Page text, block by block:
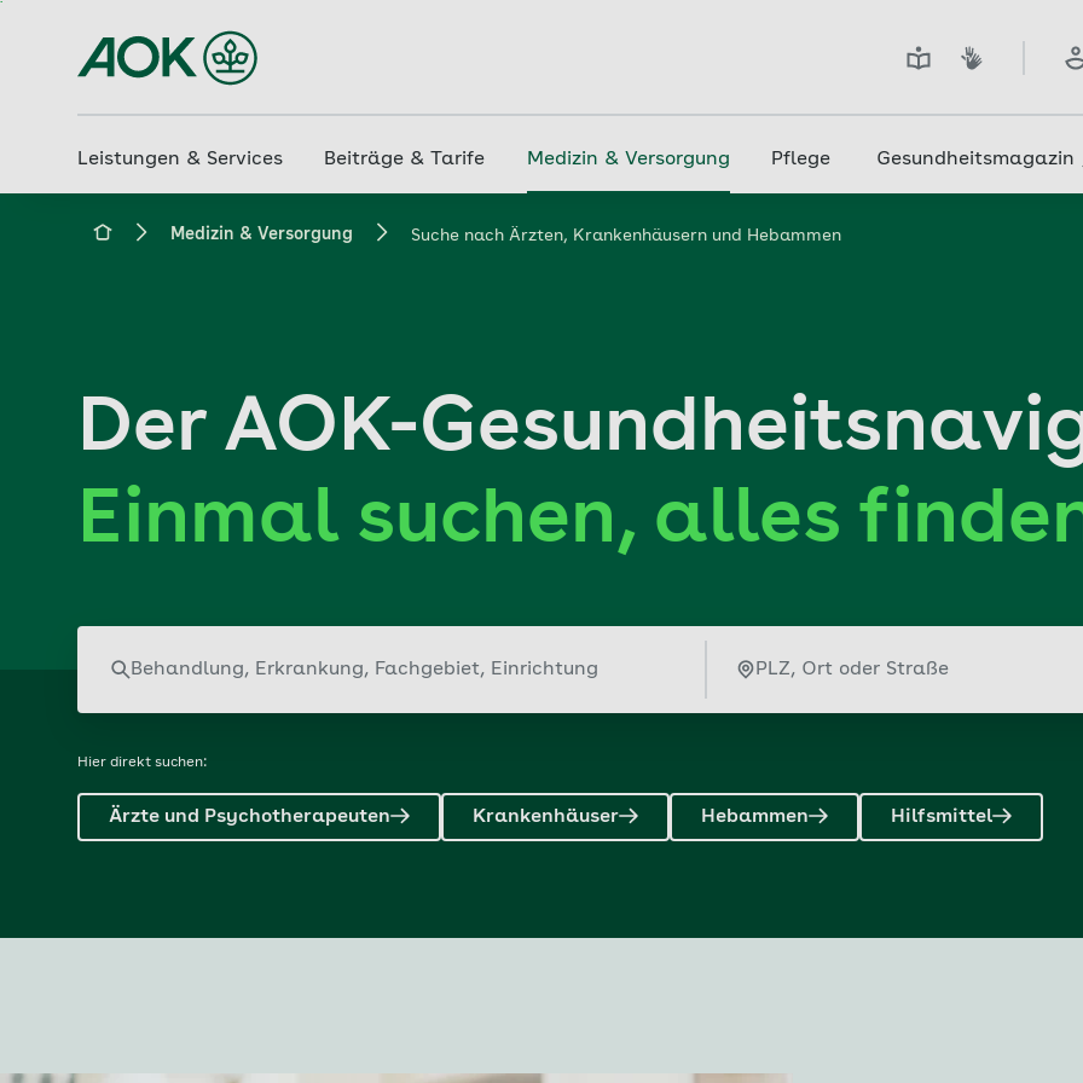
Leistungen & Services Beiträge & Tarife Medizin & Versorgung Pflege Gesundheitsmagazin
aok.de Medizin & Versorgung Suche nach Ärzten, Krankenhäusern und Hebammen
Der AOK-
Einmal suchen, alles
Suche
Hier direkt suchen:
Ärzte und Psychotherapeuten Krankenhäuser Hebammen Hilfsmittel